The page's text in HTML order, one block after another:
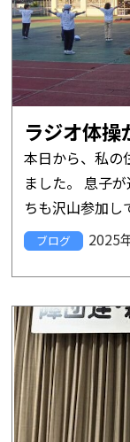
ラジオ体操
本日から、私の
ました。 息子
ちも沢山参加し
子に促されなが
もラジオ体操は
ブログ 2025